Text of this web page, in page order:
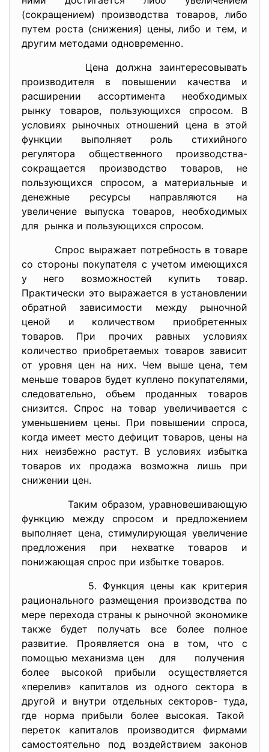
(сокращением) производства товаров, либо
путем роста (снижения) цены, либо и тем, и
другим методами одновременно.
Цена должна заинтересовывать
производителя в повышении качества и
расширении ассортимента необходимых
рынку товаров, пользующихся спросом. В
условиях рыночных отношений цена в этой
функции выполняет роль стихийного
регулятора общественного производства-
сокращается производство товаров, не
пользующихся спросом, а материальные и
денежные ресурсы направляются на
увеличение выпуска товаров, необходимых
для рынка и пользующихся спросом.
Спрос выражает потребность в товаре
со стороны покупателя с учетом имеющихся
у него возможностей купить товар.
Практически это выражается в установлении
обратной зависимости между рыночной
ценой и количеством приобретенных
товаров. При прочих равных условиях
количество приобретаемых товаров зависит
от уровня цен на них. Чем выше цена, тем
меньше товаров будет куплено покупателями,
следовательно, объем проданных товаров
снизится. Спрос на товар увеличивается с
уменьшением цены. При повышении спроса,
когда имеет место дефицит товаров, цены на
них неизбежно растут. В условиях избытка
товаров их продажа возможна лишь при
снижении цен.
Таким образом, уравновешивающую
функцию между спросом и предложением
выполняет цена, стимулирующая увеличение
предложения при нехватке товаров и
понижающая спрос при избытке товаров.
5. Функция цены как критерия
рационального размещения производства по
мере перехода страны к рыночной экономике
также будет получать все более полное
развитие. Проявляется она в том, что с
помощью механизма цен для получения
более высокой прибыли осуществляется
«перелив» капиталов из одного сектора в
другой и внутри отдельных секторов- туда,
где норма прибыли более высокая. Такой
переток капиталов производится фирмами
самостоятельно под воздействием законов